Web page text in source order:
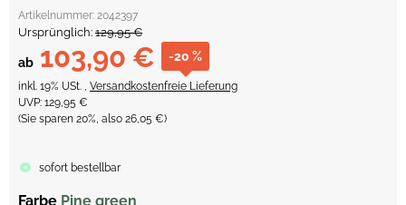
Artikelnummer: 2042397
Ursprünglich: 129,95 €
ab 103,90 € -20 %
inkl. 19% USt. , Versandkostenfreie Lieferung
UVP: 129,95 €
(Sie sparen 20%, also 26,05 €)
sofort bestellbar
Farbe Pine green